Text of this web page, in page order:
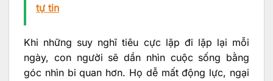
tự tin
Khi những suy nghĩ tiêu cực lặp đi lặp lại mỗi
ngày, con người sẽ dần nhìn cuộc sống bằng
góc nhìn bi quan hơn. Họ dễ mất động lực, ngại